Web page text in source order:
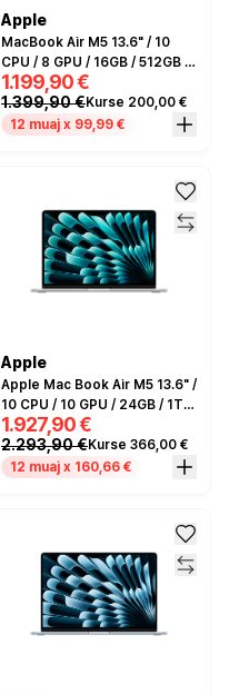
Apple
MacBook Air M5 13.6" / 10
CPU / 8 GPU / 16GB / 512GB -
Silver
1.199,90 €
1.399,90 €Kurse 200,00 €
12 muaj x 99,99 €
Apple
Apple Mac Book Air M5 13.6" /
10 CPU / 10 GPU / 24GB / 1TB
- Silver
1.927,90 €
2.293,90 €Kurse 366,00 €
12 muaj x 160,66 €